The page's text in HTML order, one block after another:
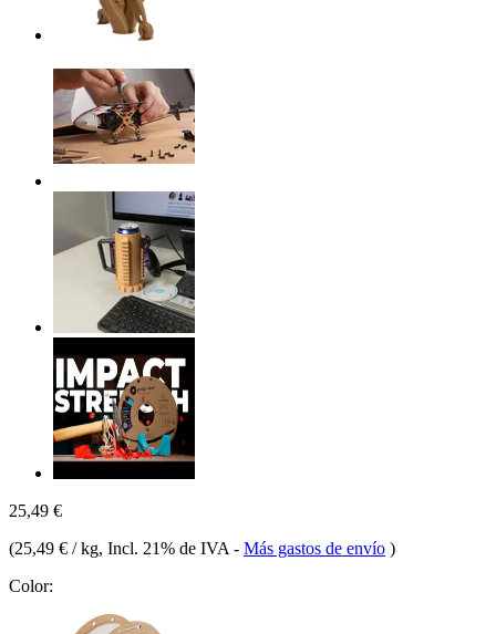
25,49 €
(25,49 € / kg, Incl. 21% de IVA - Más gastos de envío )
Color: